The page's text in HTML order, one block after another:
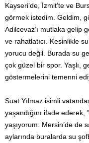
Kayseri’de, İzmit’te ve
görmek istedim. Geldim,
Adilcevaz’ı mutlaka gelip
ve rahatlatıcı. Kesinlikle
yorucu değil. Burada su
çok güzel bir spor. Yaşlı,
göstermelerini temenni
Suat Yılmaz isimli
yaşandığını ifade ederek,
yaşıyorum. Mersin’de de
aylarında buralarda su